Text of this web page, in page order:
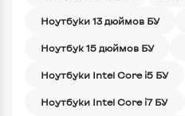
Ноутбуки 13 дюймов БУ
Ноутбук 15 дюймов БУ
Ноутбуки Intel Core i5 БУ
Ноутбуки Intel Core i7 БУ